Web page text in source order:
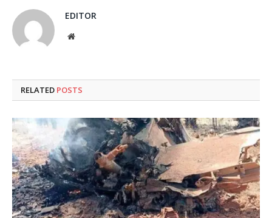
EDITOR
Website
RELATED POSTS